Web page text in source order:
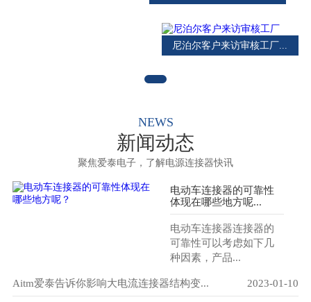
尼泊尔客户来访审核工厂...
NEWS
新闻动态
聚焦爱泰电子，了解电源连接器快讯
电动车连接器的可靠性
体现在哪些地方呢...
电动车连接器连接器的
可靠性可以考虑如下几
种因素，产品...
Aitm爱泰告诉你影响大电流连接器结构变... 2023-01-10